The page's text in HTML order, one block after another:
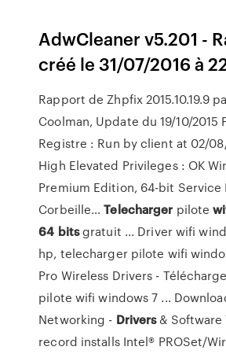
AdwCleaner v5.201 -
créé le 31/07/2016 à
Rapport de Zhpfix 2015.10.19.9
Coolman, Update du 19/10/
Registre : Run by client at 02/
High Elevated Privileges : OK
Premium Edition, 64-bit Service
Corbeille…Telecharger pilote
64 bitsgratuit ... Driver wifi
hp, telecharger pilote wifi
Pro Wireless Drivers -
pilote wifi windows 7 ...
Networking - Drivers& Software
record installs Intel® PROSet/